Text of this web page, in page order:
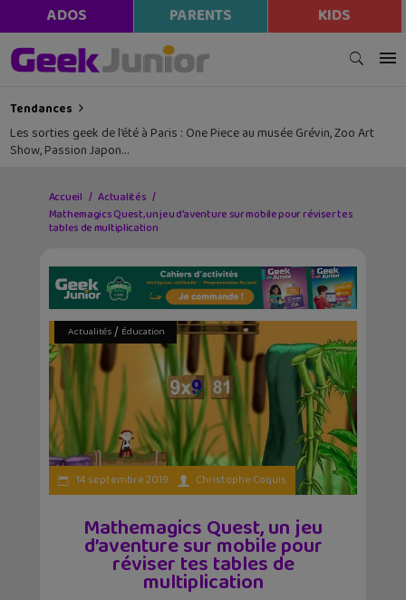
ADOS PARENTS KIDS
Tendances
Les sorties geek de l’été à Paris : One Piece au musée Grévin, Zoo Art
Show, Passion Japon…
Accueil
Actualités
Mathemagics Quest, un jeu d’aventure sur mobile pour réviser tes
tables de multiplication
Actualités/ Éducation
14 septembre 2019 Christophe Coquis
Mathemagics Quest, un jeu
d’aventure sur mobile pour
réviser tes tables de
multiplication